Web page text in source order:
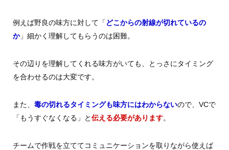
例えば野良の味方に対して「 どこからの射線が切れているの
か」細かく理解してもらうのは困難。
その辺りを理解してくれる味方がいても、とっさにタイミング
を合わせるのは大変です。
また、 毒の切れるタイミングも味方にはわからないので、VCで
「もうすぐなくなる」と伝える必要があります。
チームで作戦を立ててコミュニケーションを取りながら使えば